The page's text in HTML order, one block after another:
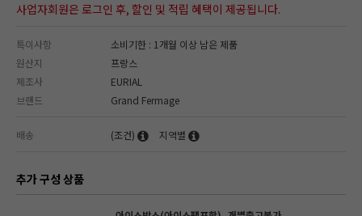
사업자회원은 로그인 후, 할인 및 적립 혜택이 제공됩니다.
특이사항
소비기한 : 1개월 이상 남은 제품
원산지
프랑스
제조사
EURIAL
브랜드
Grand Fermage
배송 (조건) 지역별
추가 구성 상품